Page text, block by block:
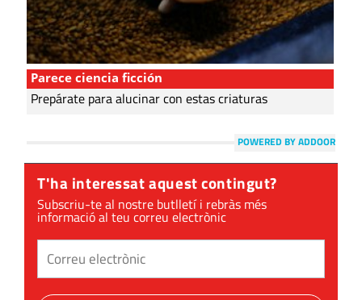
Parece ciencia ficción
Prepárate para alucinar con estas criaturas
POWERED BY ADDOOR
T'ha interessat aquest contingut?
Subscriu-te al nostre butlletí i rebràs més
informació al teu correu electrònic